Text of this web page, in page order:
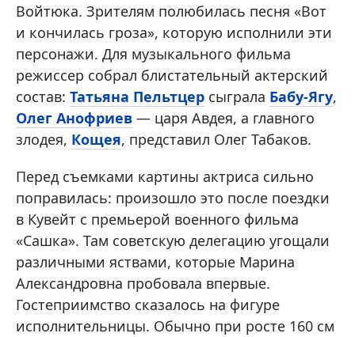
Войтюка. Зрителям полюбилась песня «Вот
и кончилась гроза», которую исполнили эти
персонажи. Для музыкального фильма
режиссер собрал блистательный актерский
состав: Татьяна Пельтцер сыграла Бабу-Ягу,
Олег Анофриев — царя Авдея, а главного
злодея, Кощея, представил Олег Табаков.
Перед съемками картины актриса сильно
поправилась: произошло это после поездки
в Кувейт с премьерой военного фильма
«Сашка». Там советскую делегацию угощали
различными яствами, которые Марина
Александровна пробовала впервые.
Гостеприимство сказалось на фигуре
исполнительницы. Обычно при росте 160 см